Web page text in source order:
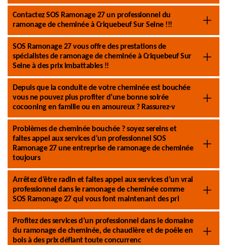
Contactez SOS Ramonage 27 un professionnel du
ramonage de cheminée à Criquebeuf Sur Seine !!!
SOS Ramonage 27 vous offre des prestations de
spécialistes de ramonage de cheminée à Criquebeuf Sur
Seine à des prix imbattables !!
Depuis que la conduite de votre cheminée est bouchée
vous ne pouvez plus profiter d’une bonne soirée
cocooning en famille ou en amoureux ? Rassurez-v
Problèmes de cheminée bouchée ? soyez sereins et
faites appel aux services d’un professionnel SOS
Ramonage 27 une entreprise de ramonage de cheminée
toujours
Arrêtez d’être radin et faites appel aux services d’un vrai
professionnel dans le ramonage de cheminée comme
SOS Ramonage 27 qui vous font maintenant des pri
Profitez des services d’un professionnel dans le domaine
du ramonage de cheminée, de chaudière et de poêle en
bois à des prix défiant toute concurrenc